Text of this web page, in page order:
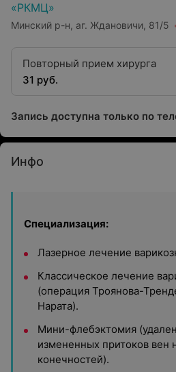
«РКМЦ»
Минский р-н, аг. Ждановичи, 81/5
Повторный прием хирурга
31 руб.
Запись доступна только по
Инфо
Специализация:
Лазерное лечение
Классическое лечение
(операция Троянова-
Нарата).
Мини-флебэктомия
измененных притоков вен
конечностей).